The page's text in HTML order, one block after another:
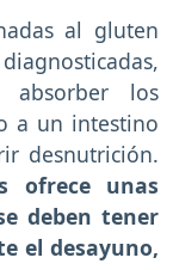
al gluten
absorber los
a un intestino
desnutrición.
ofrece unas
deben tener
el desayuno,